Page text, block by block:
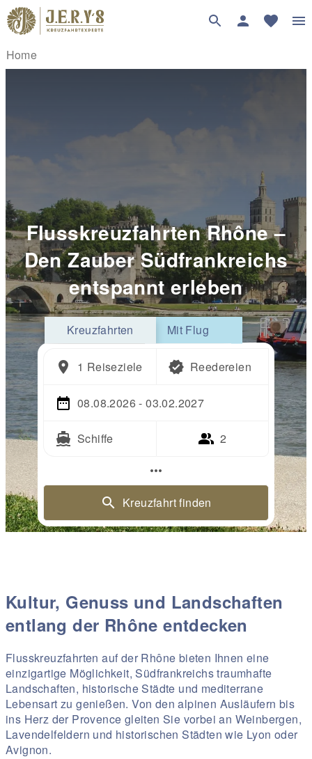
Home
Flusskreuzfahrten Rhône –
Den Zauber Südfrankreichs
entspannt erleben
Kreuzfahrten Mit Flug
1 Reiseziele Reedereien
08.08.2026 - 03.02.2027
Schiffe 2
more_horiz
Kreuzfahrt finden
Kultur, Genuss und Landschaften
entlang der Rhône entdecken
Flusskreuzfahrten auf der Rhône bieten Ihnen eine
einzigartige Möglichkeit, Südfrankreichs traumhafte
Landschaften, historische Städte und mediterrane
Lebensart zu genießen. Von den alpinen Ausläufern bis
ins Herz der Provence gleiten Sie vorbei an Weinbergen,
Lavendelfeldern und historischen Städten wie Lyon oder
Avignon.